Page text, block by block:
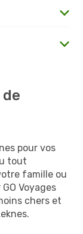
pour vos
tout
famille ou
Voyages
chers et